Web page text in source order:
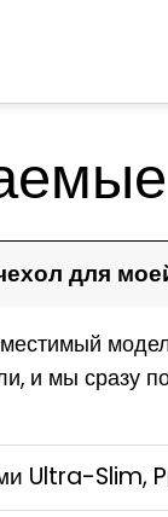
для
и мы сразу
Ultra-Slim,